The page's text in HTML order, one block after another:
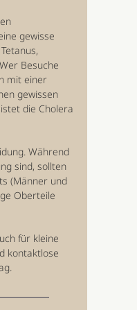
gewisse
Besuche
mit einer
gewissen
die Cholera
Während
sind, sollten
(Männer und
Oberteile
für kleine
kontaktlose